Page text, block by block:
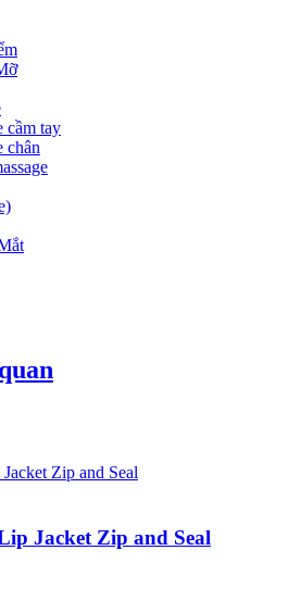
cầm tay
chân
Jacket Zip and Seal